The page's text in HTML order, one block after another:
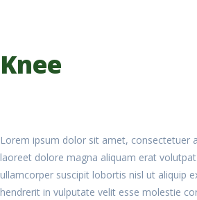
Knee
Lorem ipsum dolor sit amet, consectetuer
laoreet dolore magna aliquam erat
ullamcorper suscipit lobortis nisl ut aliquip
hendrerit in vulputate velit esse molestie